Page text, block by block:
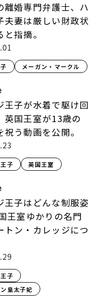
離婚専門弁護士、ハ
夫妻は厳しい財政状
指摘。
メーガン・マークル
王子が水着で駆け回
英国王室が13歳の
う動画を公開。
子 英国王室
王子はどんな制服姿
王室ゆかりの名門
トン・カレッジにつ
子
皇太子妃